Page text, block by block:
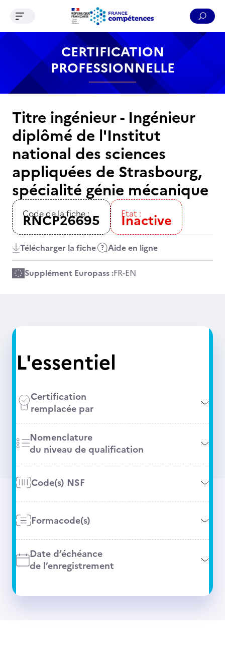
Contenu Recherche Menu Pied de page
Ouvrir le menu de navigation
CERTIFICATION
PROFESSIONNELLE
Titre ingénieur - Ingénieur
diplômé de l'Institut
national des sciences
appliquées de Strasbourg,
spécialité génie mécanique
Code de la fiche :
RNCP26695 Etat :
Inactive
Télécharger la fiche Aide en ligne
Supplément Europass :FR-EN
L'essentiel
Certification
remplacée par
Nomenclature
du niveau de qualification
Code(s) NSF
Formacode(s)
Date d’échéance
de l’enregistrement